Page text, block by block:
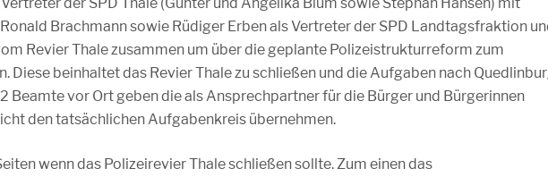
Brachmann sowie Rüdiger Erben als Vertreter der SPD Landtagsfraktion
Revier Thale zusammen um über die geplante Polizeistrukturreform zum
Diese beinhaltet das Revier Thale zu schließen und die Aufgaben nach
Beamte vor Ort geben die als Ansprechpartner für die Bürger und Bürgerinnen
den tatsächlichen Aufgabenkreis übernehmen.
wenn das Polizeirevier Thale schließen sollte. Zum einen das